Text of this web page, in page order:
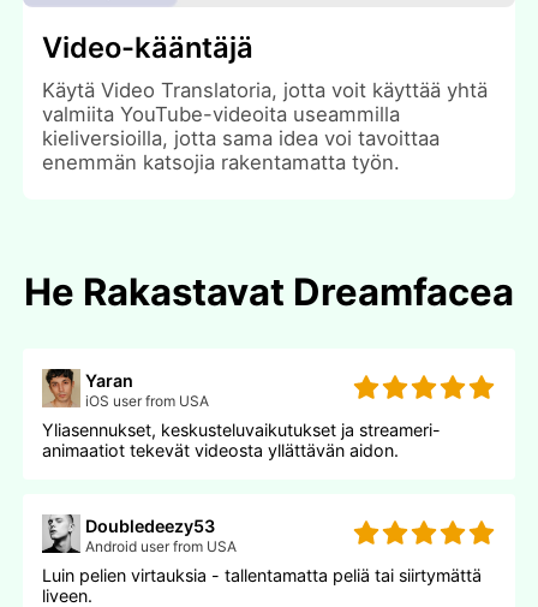
Video-kääntäjä
Käytä Video Translatoria, jotta voit käyttää yhtä
valmiita YouTube-videoita useammilla
kieliversioilla, jotta sama idea voi tavoittaa
enemmän katsojia rakentamatta työn.
He Rakastavat Dreamfacea
Yaran
iOS user from USA
Yliasennukset, keskusteluvaikutukset ja streameri-
animaatiot tekevät videosta yllättävän aidon.
Doubledeezy53
Android user from USA
Luin pelien virtauksia - tallentamatta peliä tai siirtymättä
liveen.